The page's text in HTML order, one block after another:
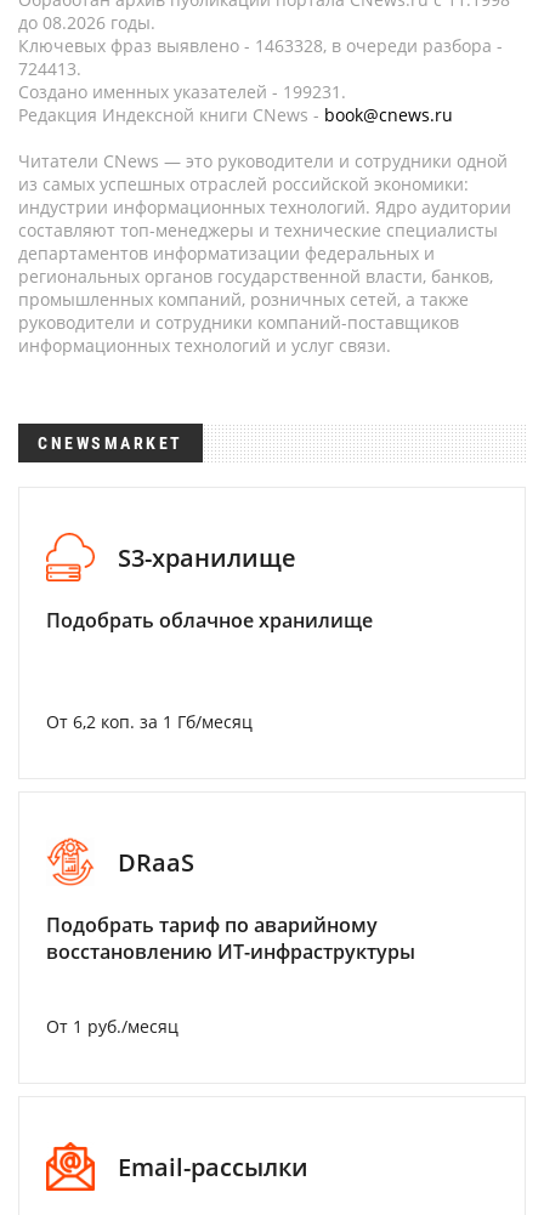
до 08.2026 годы.
Ключевых фраз выявлено - 1463328, в очереди разбора -
724413.
Создано именных указателей - 199231.
Редакция Индексной книги CNews - book@cnews.ru
Читатели CNews — это руководители и сотрудники одной
из самых успешных отраслей российской экономики:
индустрии информационных технологий. Ядро аудитории
составляют топ-менеджеры и технические специалисты
департаментов информатизации федеральных и
региональных органов государственной власти, банков,
промышленных компаний, розничных сетей, а также
руководители и сотрудники компаний-поставщиков
информационных технологий и услуг связи.
CNEWSMARKET
S3-хранилище
Подобрать облачное хранилище
От 6,2 коп. за 1 Гб/месяц
DRaaS
Подобрать тариф по аварийному
восстановлению ИТ-инфраструктуры
От 1 руб./месяц
Email-рассылки